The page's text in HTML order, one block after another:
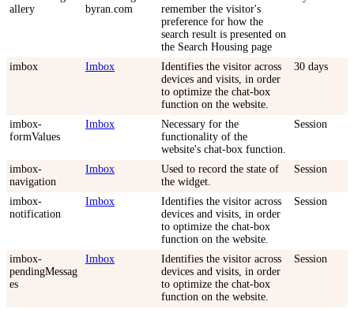
allery
byran.com
remember the visitor's
preference for how the
search result is presented on
the Search Housing page
imbox Imbox
Identifies the visitor across
devices and visits, in order
to optimize the chat-box
function on the website.
30 days
imbox-
formValues
Imbox
Necessary for the
functionality of the
website's chat-box function.
Session
imbox-
navigation
Imbox
Used to record the state of
the widget.
Session
imbox-
notification
Imbox
Identifies the visitor across
devices and visits, in order
to optimize the chat-box
function on the website.
Session
imbox-
pendingMessag
es
Imbox
Identifies the visitor across
devices and visits, in order
to optimize the chat-box
function on the website.
Session